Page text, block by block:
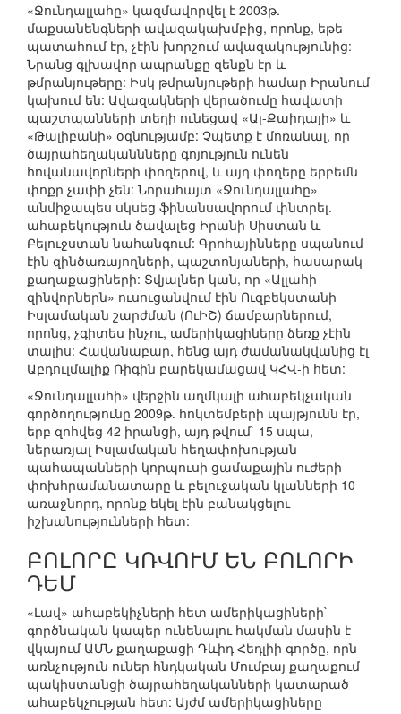
«Ջունդալլահը» կազմավորվել է 2003թ.
մաքսանենգների ավազակախմբից, որոնք, եթե
պատահում էր, չէին խորշում ավազակությունից:
Նրանց գլխավոր ապրանքը զենքն էր և
թմրանյութերը: Իսկ թմրանյութերի համար Իրանում
կախում են: Ավազակների վերածումը հավատի
պաշտպանների տեղի ունեցավ «Ալ-Քաիդայի» և
«Թալիբանի» օգնությամբ: Չպետք է մոռանալ, որ
ծայրահեղականնները գոյություն ունեն
հովանավորների փողերով, և այդ փողերը երբեմն
փոքր չափի չեն: Նորահայտ «Ջունդալլահը»
անմիջապես սկսեց ֆինանսավորում փնտրել.
ահաբեկություն ծավալեց Իրանի Սիստան և
Բելուջստան նահանգում: Գրոհայինները սպանում
էին զինծառայողների, պաշտոնյաների, հասարակ
քաղաքացիների: Տվյալներ կան, որ «Ալլահի
զինվորներն» ուսուցանվում էին Ուզբեկստանի
Իսլամական շարժման (ՈւԻՇ) ճամբարներում,
որոնց, չգիտես ինչու, ամերիկացիները ձեռք չէին
տալիս: Հավանաբար, հենց այդ ժամանակվանից էլ
Աբդուլմալիք Ռիգին բարեկամացավ ԿՀՎ-ի հետ:
«Ջունդալլահի» վերջին աղմկալի ահաբեկչական
գործողությունը 2009թ. հոկտեմբերի պայթյունն էր,
երբ զոհվեց 42 իրանցի, այդ թվում` 15 սպա,
ներառյալ Իսլամական հեղափոխության
պահապանների կորպուսի ցամաքային ուժերի
փոխհրամանատարը և բելուջական կլանների 10
առաջնորդ, որոնք եկել էին բանակցելու
իշխանությունների հետ:
ԲՈԼՈՐԸ ԿՌՎՈՒՄ ԵՆ ԲՈԼՈՐԻ
ԴԵՄ
«Լավ» ահաբեկիչների հետ ամերիկացիների`
գործնական կապեր ունենալու հակման մասին է
վկայում ԱՄՆ քաղաքացի Դևիդ Հեդլիի գործը, որն
առնչություն ուներ հնդկական Մումբայ քաղաքում
պակիստանցի ծայրահեղականների կատարած
ահաբեկչության հետ: Այժմ ամերիկացիները